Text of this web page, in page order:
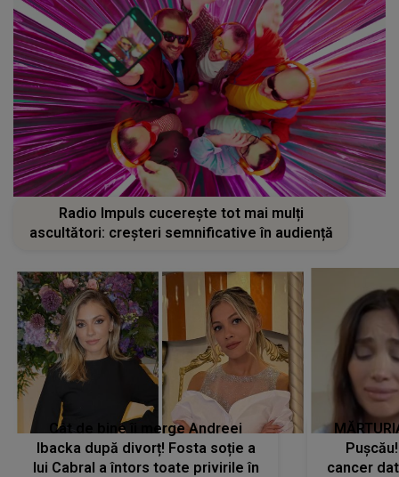
Radio Impuls cucerește tot mai mulți
ascultători: creșteri semnificative în audiență
Cât de bine îi merge Andreei
Ibacka după divorț! Fosta soție a
lui Cabral a întors toate privirile în
cancer